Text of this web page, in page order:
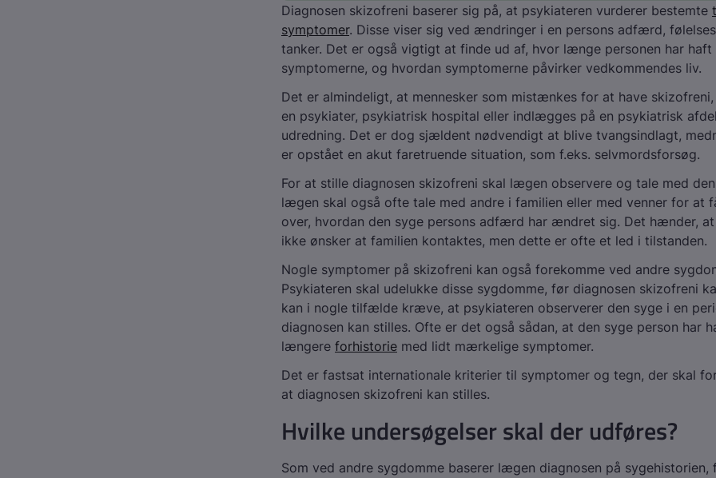
Diagnosen skizofreni baserer sig på, at psykiateren vurderer bestemte
symptomer. Disse viser sig ved ændringer i en persons adfærd,
tanker. Det er også vigtigt at finde ud af, hvor længe personen har haft
symptomerne, og hvordan symptomerne påvirker vedkommendes liv.
Det er almindeligt, at mennesker som mistænkes for at have skizofreni,
en psykiater, psykiatrisk hospital eller indlægges på en psykiatrisk
udredning. Det er dog sjældent nødvendigt at blive tvangsindlagt,
er opstået en akut faretruende situation, som f.eks. selvmordsforsøg.
For at stille diagnosen skizofreni skal lægen observere og tale med
lægen skal også ofte tale med andre i familien eller med venner for at
over, hvordan den syge persons adfærd har ændret sig. Det hænder,
ikke ønsker at familien kontaktes, men dette er ofte et led i tilstanden.
Nogle symptomer på skizofreni kan også forekomme ved andre
Psykiateren skal udelukke disse sygdomme, før diagnosen skizofreni
kan i nogle tilfælde kræve, at psykiateren observerer den syge i en
diagnosen kan stilles. Ofte er det også sådan, at den syge person har
længere forhistorie med lidt mærkelige symptomer.
Det er fastsat internationale kriterier til symptomer og tegn, der skal
at diagnosen skizofreni kan stilles.
Hvilke undersøgelser skal der udføres?
Som ved andre sygdomme baserer lægen diagnosen på sygehistorien,